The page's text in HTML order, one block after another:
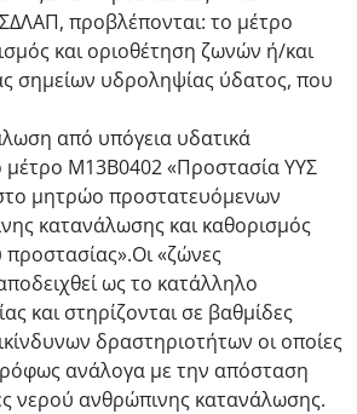
προβλέπονται: το μέτρο
και οριοθέτηση ζωνών ή/και
σημείων υδροληψίας ύδατος, που
από υπόγεια υδατικά
μέτρο Μ13Β0402 «Προστασία ΥΥΣ
μητρώο προστατευόμενων
κατανάλωσης και καθορισμός
προστασίας».Οι «ζώνες
ως το κατάλληλο
και στηρίζονται σε βαθμίδες
δραστηριοτήτων οι οποίες
ανάλογα με την απόσταση
νερού ανθρώπινης κατανάλωσης.